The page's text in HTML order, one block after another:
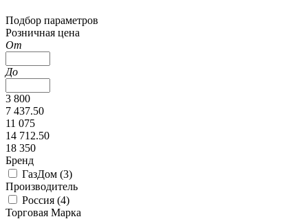
Подбор параметров
Розничная цена
От
До
3 800
7 437.50
11 075
14 712.50
18 350
Бренд
ГазДом (3)
Производитель
Россия (4)
Торговая Марка